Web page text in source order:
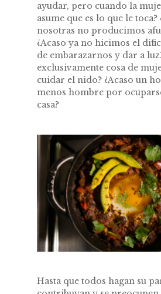
ayudar, pero cuando la
asume que es lo que le toca?
nosotras no producimos
¿Acaso ya no hicimos el
de embarazarnos y dar a
exclusivamente cosa de
cuidar el nido? ¿Acaso un
menos hombre por
casa?
Hasta que todos hagan su